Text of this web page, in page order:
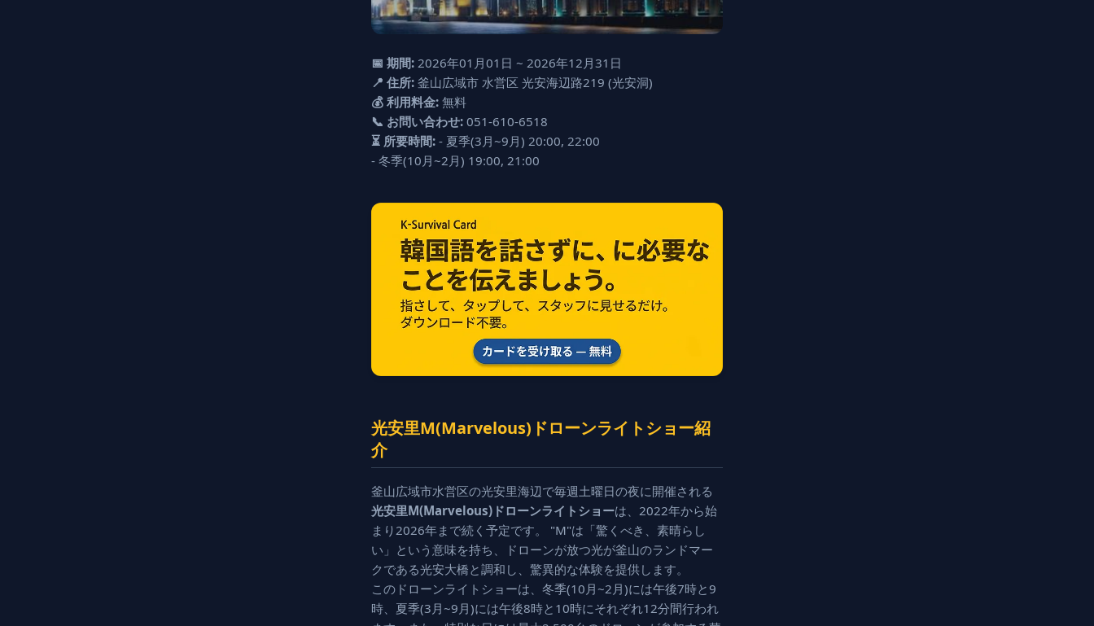
📅 期間: 2026年01月01日 ~ 2026年12月31日
📍 住所: 釜山広域市 水営区 光安海辺路219 (光安洞)
💰 利用料金: 無料
📞 お問い合わせ: 051-610-6518
⏳ 所要時間: - 夏季(3月~9月) 20:00, 22:00
- 冬季(10月~2月) 19:00, 21:00
光安里M(Marvelous)ドローンライトショー紹
介
釜山広域市水営区の光安里海辺で毎週土曜日の夜に開催される
光安里M(Marvelous)ドローンライトショーは、2022年から始
まり2026年まで続く予定です。 "M"は「驚くべき、素晴らし
い」という意味を持ち、ドローンが放つ光が釜山のランドマー
クである光安大橋と調和し、驚異的な体験を提供します。
このドローンライトショーは、冬季(10月~2月)には午後7時と9
時、夏季(3月~9月)には午後8時と10時にそれぞれ12分間行われ